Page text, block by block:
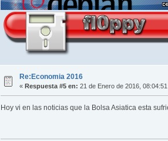
Re:Economia 2016
«Respuesta #5 en: 21 de Enero de 2016,
Hoy vi en las noticias que la Bolsa Asiatica esta